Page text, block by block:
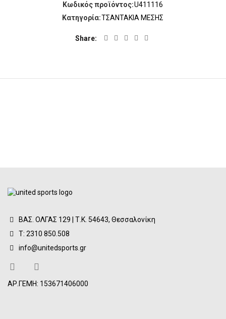
Κωδικός προϊόντος:U411116
Κατηγορία:ΤΣΑΝΤΑΚΙΑ ΜΕΣΗΣ
Share
ΒΑΣ. ΟΛΓΑΣ 129 | Τ.Κ. 54643, Θεσσαλονίκη
Τ: 2310 850.508
info@unitedsports.gr
ΑΡ.ΓΕΜΗ: 153671406000